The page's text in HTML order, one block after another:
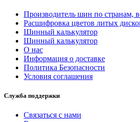
Производитель шин по странам,
Расшифровка цветов литых
Шинный калькулятор
Шинный калькулятор
О нас
Информация о доставке
Политика Безопасности
Условия соглашения
Служба поддержки
Связаться с нами